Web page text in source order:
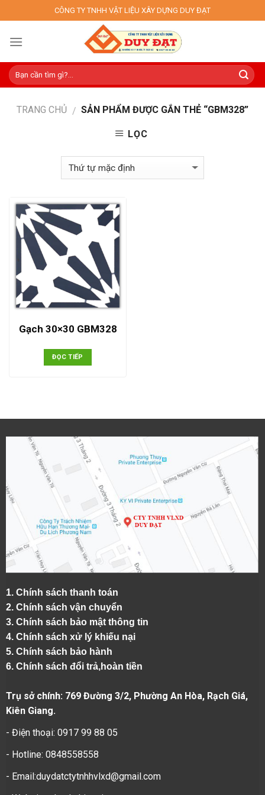
to
content
CÔNG TY TNHH VẬT LIỆU XÂY DỰNG DUY ĐẠT
TRANG CHỦ / SẢN PHẨM ĐƯỢC GẮN THẺ “GBM328”
LỌC
Gạch 30×30 GBM328
ĐỌC TIẾP
1. Chính sách thanh toán
2. Chính sách vận chuyển
3. Chính sách bảo mật thông tin
4. Chính sách xử lý khiếu nại
5. Chính sách bảo hành
6. Chính sách đổi trả,hoàn tiền
Trụ sở chính: 769 Đường 3/2, Phường An Hòa, Rạch Giá,
Kiên Giang.
- Điện thoại: 0917 99 88 05
- Hotline: 0848558558
- Email:duydatctytnhhvlxd@gmail.com